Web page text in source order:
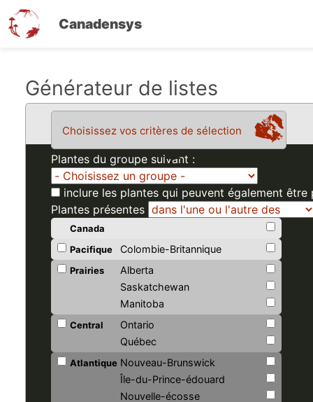
Canadensys
Générateur de listes
Choisissez vos critères de sélection
Plantes du groupe suivant :
inclure les plantes qui peuvent également
Plantes présentes
Canada
Pacifique
Colombie-Britannique
Prairies
Alberta
Saskatchewan
Manitoba
Central
Ontario
Québec
Atlantique Nouveau-Brunswick
Île-du-Prince-édouard
Nouvelle-écosse